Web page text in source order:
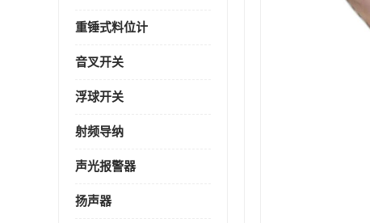
重锤式料位计
音叉开关
浮球开关
射频导纳
声光报警器
扬声器